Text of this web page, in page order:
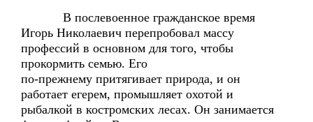
В послевоенное гражданское время
Игорь Николаевич перепробовал массу
профессий в основном для того, чтобы
прокормить семью. Его
по-прежнему притягивает природа, и он
работает егерем, промышляет охотой и
рыбалкой в костромских лесах. Он занимается